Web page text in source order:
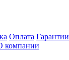
Оплата Гарантии
компании